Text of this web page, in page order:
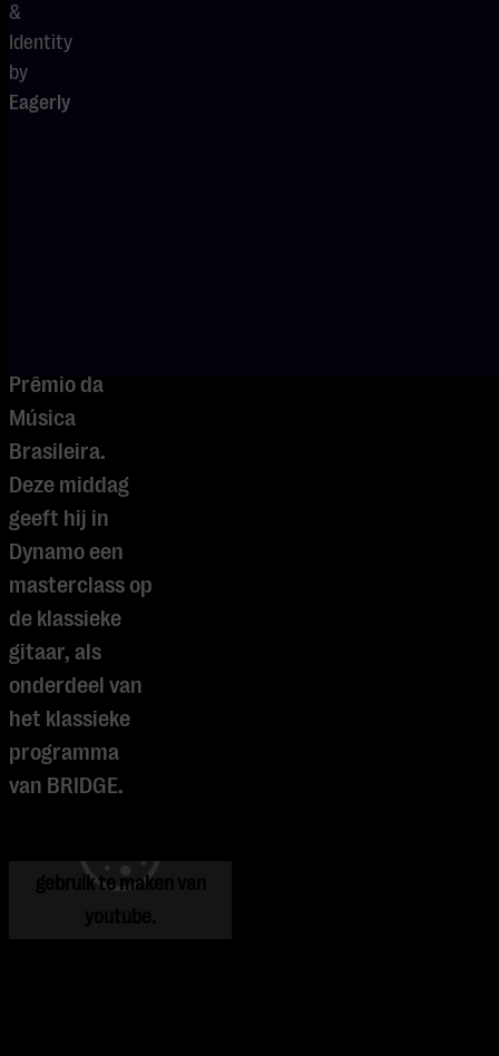
&
Identity
by
Eagerly
tekende een
exclusief
platencontract
met Decca,
Prêmio da
Música
Brasileira.
Deze middag
geeft hij in
Dynamo een
masterclass op
de klassieke
gitaar, als
onderdeel van
het klassieke
programma
van BRIDGE.
Je cookie instellingen
gebruik te maken van